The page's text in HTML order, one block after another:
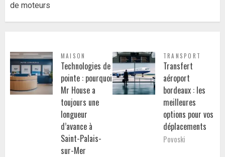
de moteurs
MAISON
Technologies de
pointe : pourquoi
Mr House a
toujours une
longueur
d’avance à
Saint-Palais-
sur-Mer
TRANSPORT
Transfert
aéroport
bordeaux : les
meilleures
options pour vos
déplacements
Povoski